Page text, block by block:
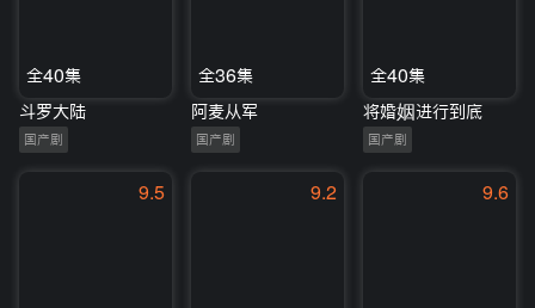
全40集
斗罗大陆
国产剧
全36集
阿麦从军
国产剧
全40集
将婚姻进行到底
国产剧
9.5 9.2 9.6